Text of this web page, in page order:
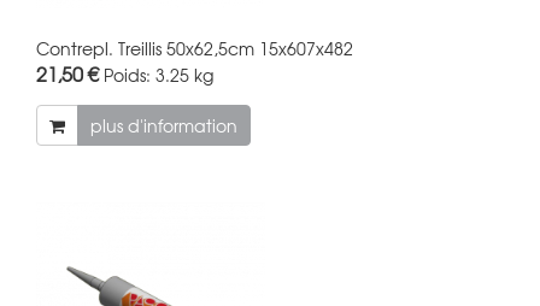
Contrepl. Treillis 50x62,5cm 15x607x482
21,50 € Poids: 3.25 kg
plus d'information